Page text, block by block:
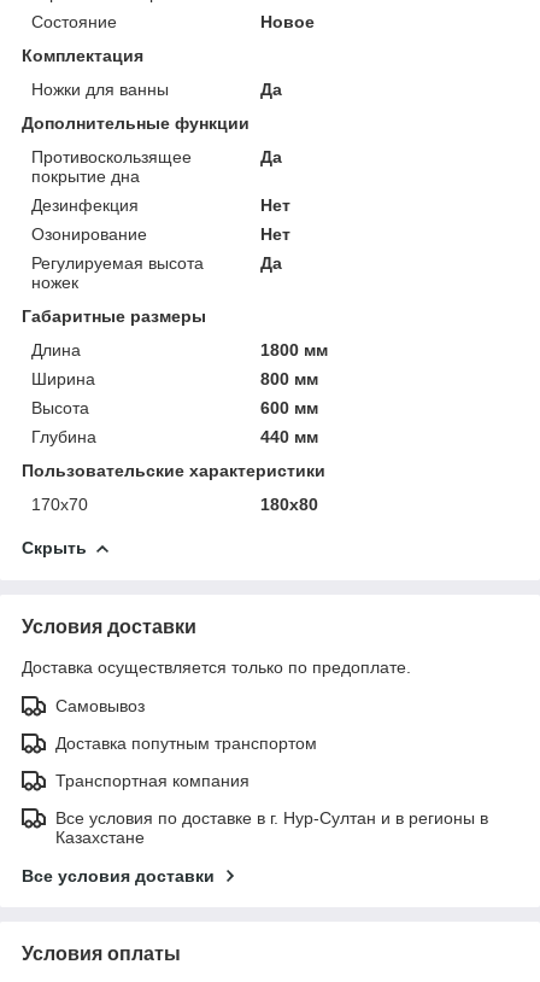
Состояние
Новое
Комплектация
Ножки для ванны
Да
Дополнительные функции
Противоскользящее
покрытие дна
Да
Дезинфекция
Нет
Озонирование
Нет
Регулируемая высота
ножек
Да
Габаритные размеры
Длина
1800 мм
Ширина
800 мм
Высота
600 мм
Глубина
440 мм
Пользовательские характеристики
170х70
180х80
Скрыть
Условия доставки
Доставка осуществляется только по предоплате.
Самовывоз
Доставка попутным транспортом
Транспортная компания
Все условия по доставке в г. Нур-Султан и в регионы в
Казахстане
Все условия доставки
Условия оплаты